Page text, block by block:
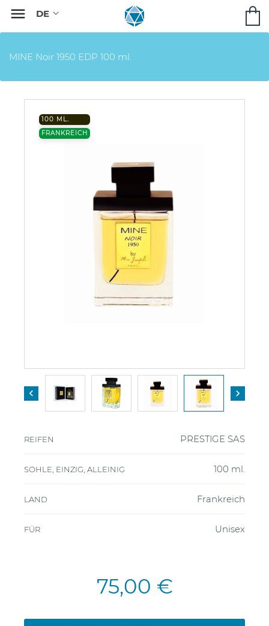

MINE Noir 1950 EDP 100 ml.
100 ML.
FRANKREICH
 
REIFEN PRESTIGE SAS
SOHLE, EINZIG, ALLEINIG 100 ml.
LAND Frankreich
FÜR Unisex
75,00 €